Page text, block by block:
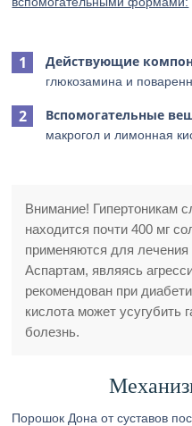
Действующие
глюкозамина и
Вспомогательные
макрогол и лимонная
Внимание! Гипертоникам
находится почти 400 мг
применяются для лечения
Аспартам, являясь
рекомендован при
кислота может усугубить
болезнь.
Порошок Дона от суставов